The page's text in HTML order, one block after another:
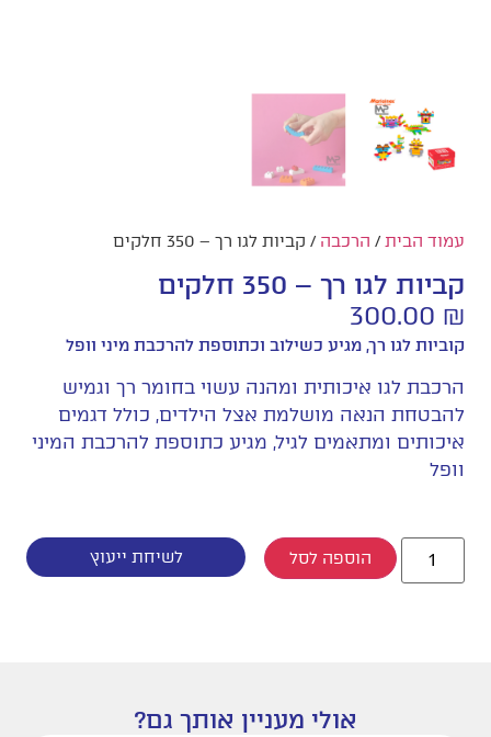
עמוד הבית/ הרכבה / קביות לגו רך – 350 חלקים
קביות לגו רך – 350 חלקים
300.00 ₪
קוביות לגו רך, מגיע כשילוב וכתוספת להרכבת מיני וופל
הרכבת לגו איכותית ומהנה עשוי בחומר רך וגמיש
להבטחת הנאה מושלמת אצל הילדים, כולל דגמים
איכותים ומתאמים לגיל, מגיע כתוספת להרכבת המיני
וופל
הוספה לסל לשיחת ייעוץ
אולי מעניין אותך גם?